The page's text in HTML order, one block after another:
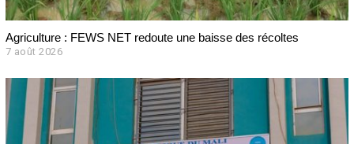
Agriculture : FEWS NET redoute une baisse des récoltes
7 août 2026
o
û
0